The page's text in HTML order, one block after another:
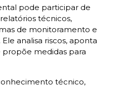
pode participar de
técnicos,
de monitoramento e
analisa riscos, aponta
propõe medidas para
técnico,